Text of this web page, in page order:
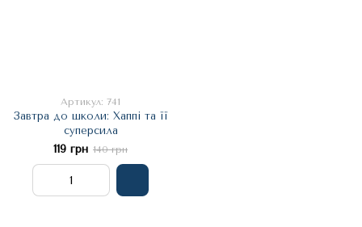
Артикул: 741
Завтра до школи: Хаппі та її
суперсила
119 грн 140 грн